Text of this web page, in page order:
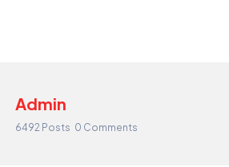
Admin
6492 Posts 0 Comments